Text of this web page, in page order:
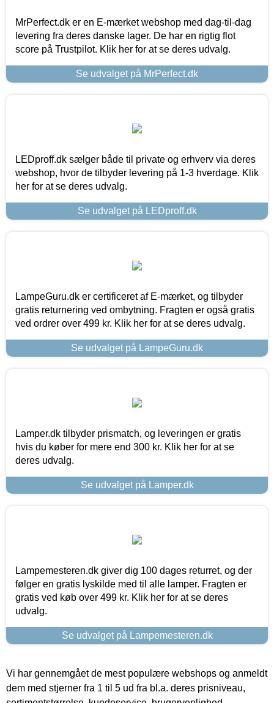
MrPerfect.dk er en E-mærket webshop med dag-til-dag
levering fra deres danske lager. De har en rigtig flot
score på Trustpilot. Klik her for at se deres udvalg.
Se udvalget på MrPerfect.dk
LEDproff.dk sælger både til private og erhverv via deres
webshop, hvor de tilbyder levering på 1-3 hverdage. Klik
her for at se deres udvalg.
Se udvalget på LEDproff.dk
LampeGuru.dk er certificeret af E-mærket, og tilbyder
gratis returnering ved ombytning. Fragten er også gratis
ved ordrer over 499 kr. Klik her for at se deres udvalg.
Se udvalget på LampeGuru.dk
Lamper.dk tilbyder prismatch, og leveringen er gratis
hvis du køber for mere end 300 kr. Klik her for at se
deres udvalg.
Se udvalget på Lamper.dk
Lampemesteren.dk giver dig 100 dages returret, og der
følger en gratis lyskilde med til alle lamper. Fragten er
gratis ved køb over 499 kr. Klik her for at se deres
udvalg.
Se udvalget på Lampemesteren.dk
Vi har gennemgået de mest populære webshops og anmeldt
dem med stjerner fra 1 til 5 ud fra bl.a. deres prisniveau,